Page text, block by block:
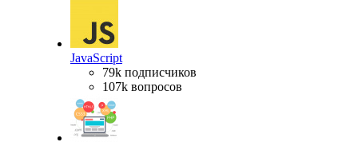
JavaScript
79k подписчиков
107k вопросов